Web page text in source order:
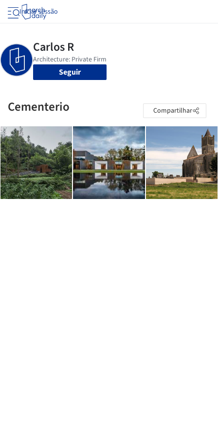
Iniciar sessão
Seguir
Cementerio Compartilhar